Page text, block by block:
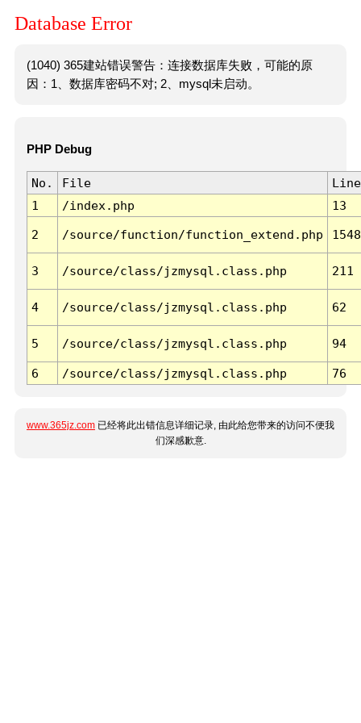
Database Error
(1040) 365建站错误警告：连接数据库失败，可能的原
因：1、数据库密码不对; 2、mysql未启动。
PHP Debug
No. File
Line
1
/index.php 13
2 /source/function/function_extend.php 1548
3 /source/class/jzmysql.class.php 211
4 /source/class/jzmysql.class.php 62
5 /source/class/jzmysql.class.php 94
6 /source/class/jzmysql.class.php 76
www.365jz.com 已经将此出错信息详细记录, 由此给您带来的访问不便我
们深感歉意.